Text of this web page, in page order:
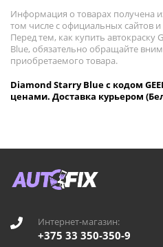
Информация о товарах получена
том числе с официальных сайтов
Перед тем, как купить автокраску
Blue, обязательно обращайте
приобретаемого товара.
Diamond Starry Blue с кодом
ценами. Доставка курьером
Интернет-магазин:
+375 33 350-350-9